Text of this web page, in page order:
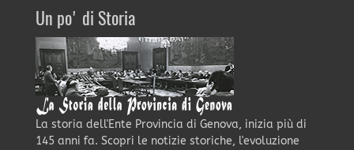
Un po' di Storia
La storia dell'Ente Provincia di Genova, inizia più di
145 anni fa. Scopri le notizie storiche, l'evoluzione